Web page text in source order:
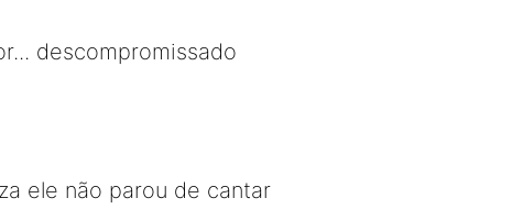
descompromissado
ele não parou de cantar